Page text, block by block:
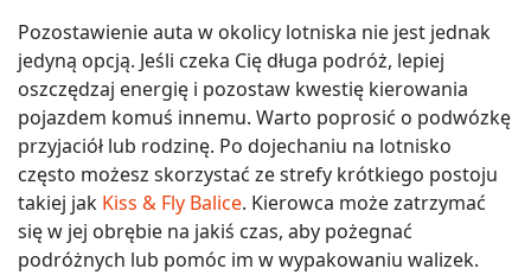
Pozostawienie auta w okolicy lotniska nie jest jednak
jedyną opcją. Jeśli czeka Cię długa podróż, lepiej
oszczędzaj energię i pozostaw kwestię kierowania
pojazdem komuś innemu. Warto poprosić o podwózkę
przyjaciół lub rodzinę. Po dojechaniu na lotnisko
często możesz skorzystać ze strefy krótkiego postoju
takiej jak Kiss & Fly Balice. Kierowca może zatrzymać
się w jej obrębie na jakiś czas, aby pożegnać
podróżnych lub pomóc im w wypakowaniu walizek.